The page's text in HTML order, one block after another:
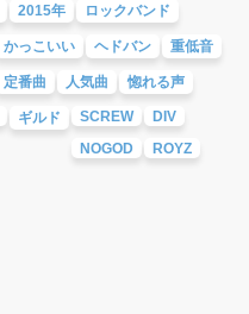
2015年 ロックバンド
かっこいい ヘドバン 重低音
定番曲 人気曲 惚れる声
ギルド SCREW
DIV
NOGOD
ROYZ